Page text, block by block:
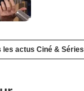
les actus Ciné & Séries